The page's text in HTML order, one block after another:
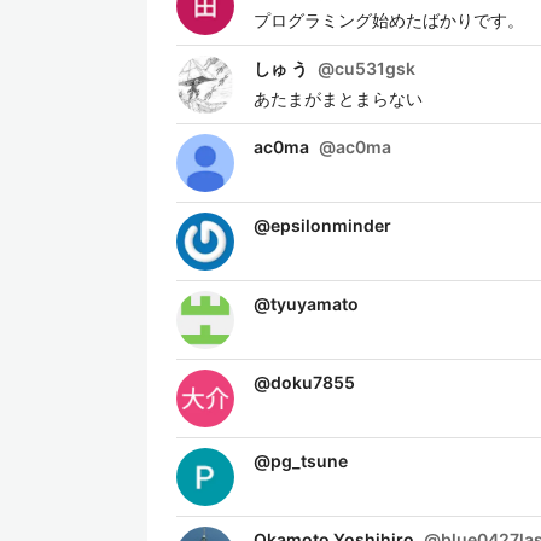
プログラミング始めたばかりです。
しゅ う @cu531gsk
あたまがまとまらない
ac0ma @ac0ma
@epsilonminder
@tyuyamato
@doku7855
@pg_tsune